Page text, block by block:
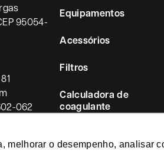
o desempenho, analisar
95054-
062
Equipamentos
Acessórios
Filtros
Calculadora de
coagulante